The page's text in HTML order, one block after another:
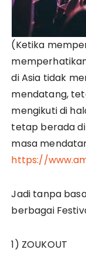
(Ketika
di Asia tidak
mendatang,
mengikuti di
tetap berada
masa
https://
Jadi tanpa
berbagai
1) ZOUKOUT